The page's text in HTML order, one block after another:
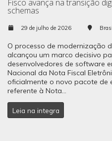
Fisco avança na transição
schemas
29 de julho de 2026 Brasil
O processo de modernização
alcançou um marco decisivo
desenvolvedores de software
Nacional da Nota Fiscal
oficialmente o novo pacote de
referente à Nota...
Leia na integra